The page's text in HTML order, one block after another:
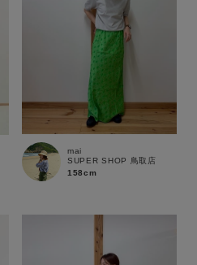
LADIES KIDS
mai
SUPER SHOP 鳥取店
158cm